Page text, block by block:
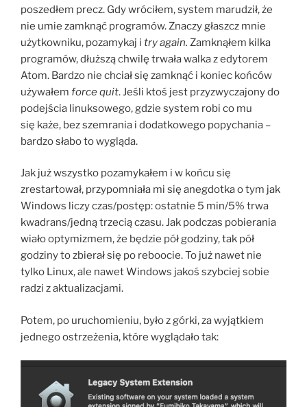
poszedłem precz. Gdy wróciłem, system marudził, że
nie umie zamknąć programów. Znaczy głaszcz mnie
użytkowniku, pozamykaj i try again. Zamknąłem kilka
programów, dłuższą chwilę trwała walka z edytorem
Atom. Bardzo nie chciał się zamknąć i koniec końców
używałem force quit. Jeśli ktoś jest przyzwyczajony do
podejścia linuksowego, gdzie system robi co mu
się każe, bez szemrania i dodatkowego popychania –
bardzo słabo to wygląda.
Jak już wszystko pozamykałem i w końcu się
zrestartował, przypomniała mi się anegdotka o tym jak
Windows liczy czas/postęp: ostatnie 5 min/5% trwa
kwadrans/jedną trzecią czasu. Jak podczas pobierania
wiało optymizmem, że będzie pół godziny, tak pół
godziny to zbierał się po reboocie. To już nawet nie
tylko Linux, ale nawet Windows jakoś szybciej sobie
radzi z aktualizacjami.
Potem, po uruchomieniu, było z górki, za wyjątkiem
jednego ostrzeżenia, które wyglądało tak: